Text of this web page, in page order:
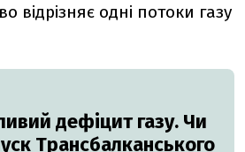
відрізняє одні потоки газу
дефіцит газу. Чи
Трансбалканського